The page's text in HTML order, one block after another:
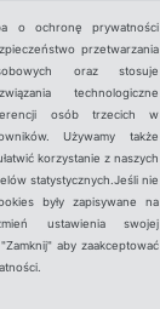
o ochronę prywatności
przetwarzania
oraz stosuje
technologiczne
osób trzecich w
Używamy także
korzystanie z naszych
statystycznych.Jeśli nie
były zapisywane na
ustawienia swojej
aby zaakceptować